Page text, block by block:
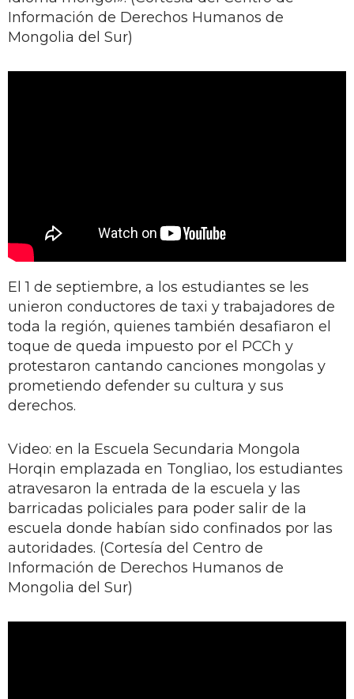
Información de Derechos Humanos de
Mongolia del Sur)
El 1 de septiembre, a los estudiantes se les
unieron conductores de taxi y trabajadores de
toda la región, quienes también desafiaron el
toque de queda impuesto por el PCCh y
protestaron cantando canciones mongolas y
prometiendo defender su cultura y sus
derechos.
Video: en la Escuela Secundaria Mongola
Horqin emplazada en Tongliao, los estudiantes
atravesaron la entrada de la escuela y las
barricadas policiales para poder salir de la
escuela donde habían sido confinados por las
autoridades. (Cortesía del Centro de
Información de Derechos Humanos de
Mongolia del Sur)